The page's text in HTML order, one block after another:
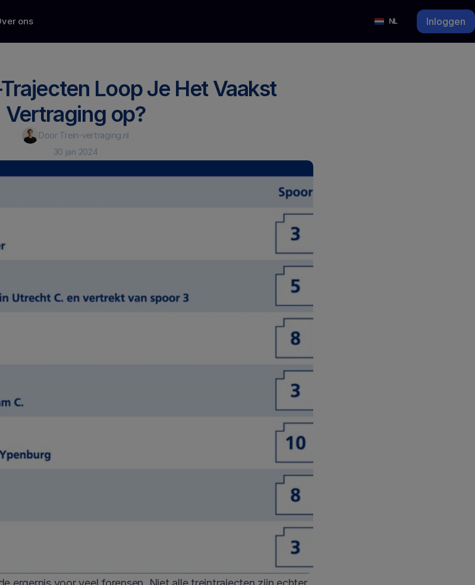
Loop Je Het Vaakst
Vertraging op?
Door Trein-vertraging.nl
30 jan 2024
ons
Select Language
NL Inloggen